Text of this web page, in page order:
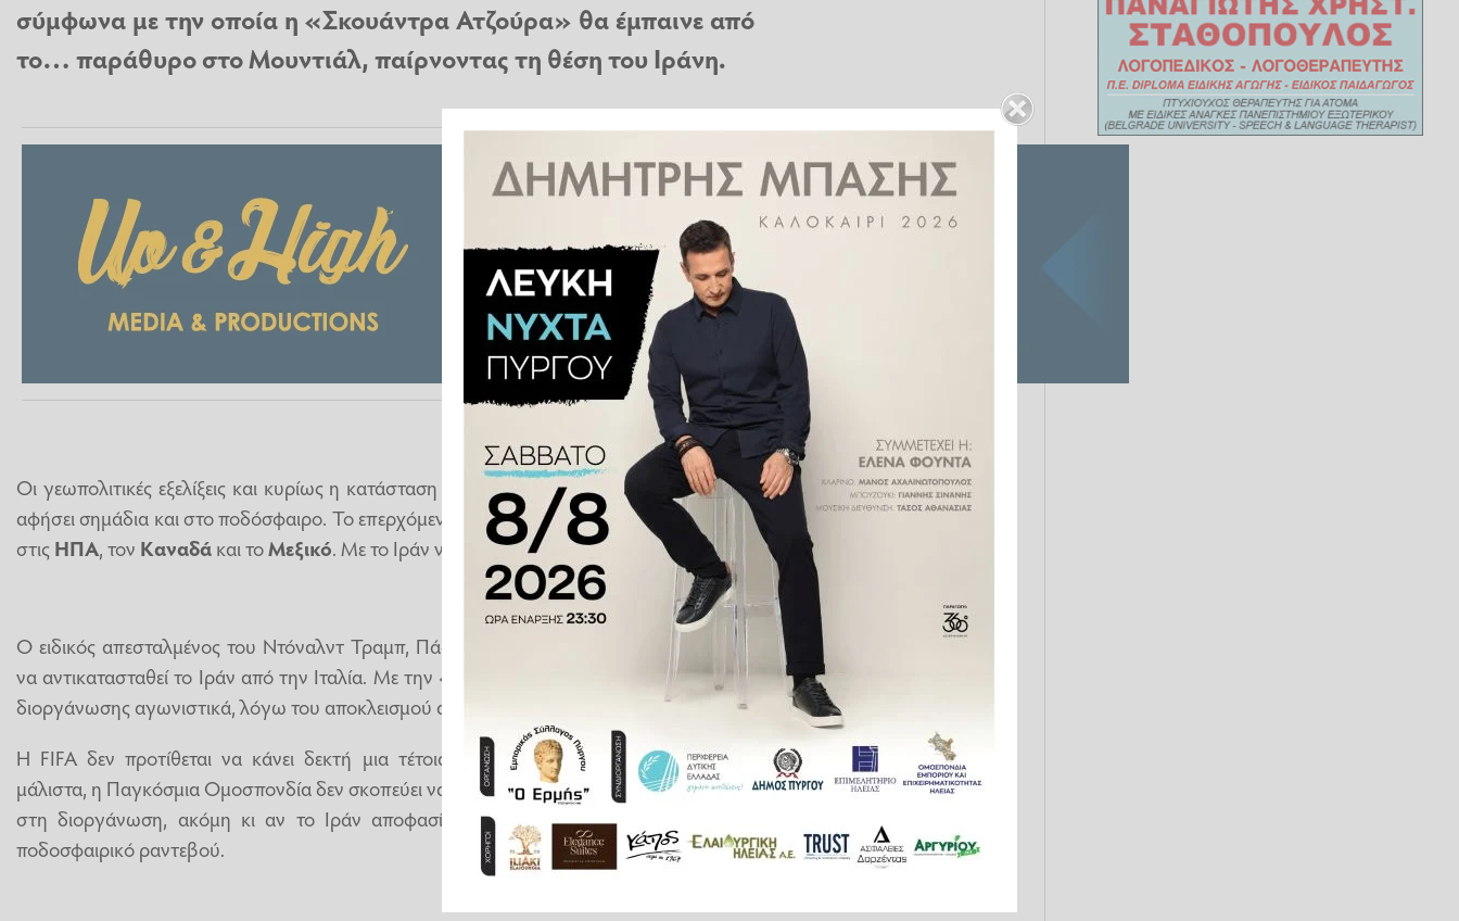
σύμφωνα με την οποία η «Σκουάντρα Ατζούρα» θα έμπαινε από
το… παράθυρο στο Μουντιάλ, παίρνοντας τη θέση του Ιράνη.
Οι γεωπολιτικές εξελίξεις και κυρίως η κατάσταση ανάμεσα σεΗΠΑ-Ισραήλ-Ιράν, έχει
αφήσει σημάδια και στο ποδόσφαιρο. Το επερχόμενο
Παγκόσμιο Κύπελλο θα διεξαχθεί
στις ΗΠΑ, τον Καναδάκαι τοΜεξικό. Με το Ιράν να έχει κερδίσει τη συμμετοχή του.
Ο ειδικός απεσταλμένος του Ντόναλντ Τραμπ, Πάολο Τζαμπόλι, μετέφερε την πρόταση
να αντικατασταθεί το Ιράν από την Ιταλία. Με την «Σκουάντρα Ατζούρα» να μένει εκτός
διοργάνωσης αγωνιστικά, λόγω του αποκλεισμού από τη Βοσνία στα μπαράζ.
Η FIFA δεν προτίθεται να κάνει δεκτή μια τέτοια πρόταση. Όπως αναφέρει το BBC
μάλιστα, η Παγκόσμια Ομοσπονδία δεν σκοπεύει να βάλει από το… παράθυρο την Ιταλία
στη διοργάνωση, ακόμη κι αν το Ιράν αποφασίσει να μη συμμετάσχει στο μεγάλο
ποδοσφαιρικό ραντεβού.